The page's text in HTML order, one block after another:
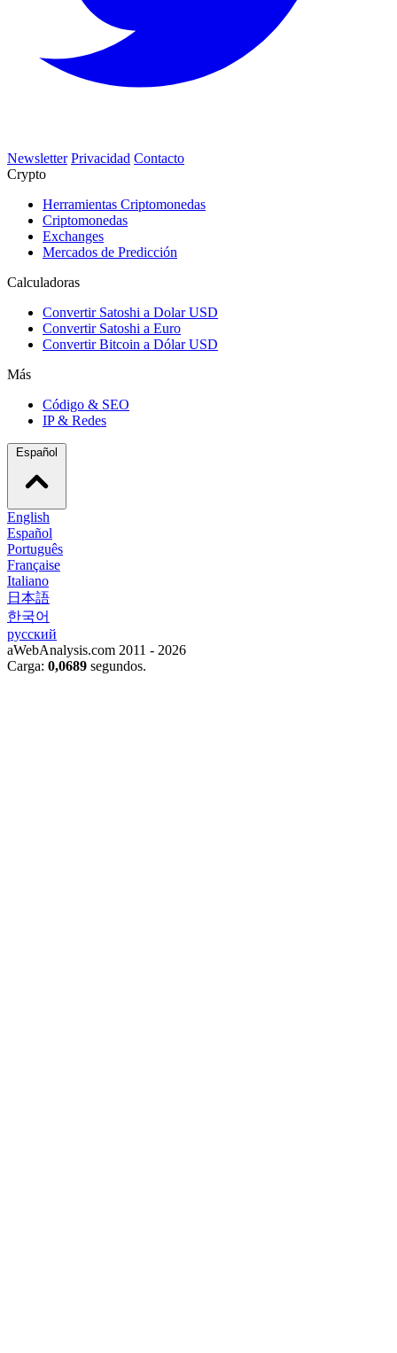
Newsletter Privacidad Contacto
Crypto
Herramientas Criptomonedas
Criptomonedas
Exchanges
Mercados de Predicción
Calculadoras
Convertir Satoshi a Dolar USD
Convertir Satoshi a Euro
Convertir Bitcoin a Dólar USD
Más
Código & SEO
IP & Redes
English
Español
Português
Française
Italiano
日本語
한국어
русский
aWebAnalysis.com 2011 - 2026
Carga: 0,0689 segundos.